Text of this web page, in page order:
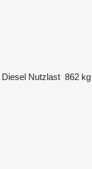
Diesel Nutzlast 862 kg